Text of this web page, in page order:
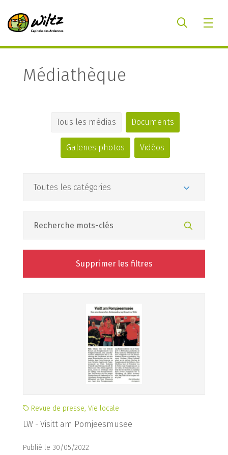
Médiathèque
Tous les médias Documents
Galeries photos Vidéos
Supprimer les filtres
Revue de presse, Vie locale
LW - Visitt am Pomjeesmusee
Publié le 30/05/2022